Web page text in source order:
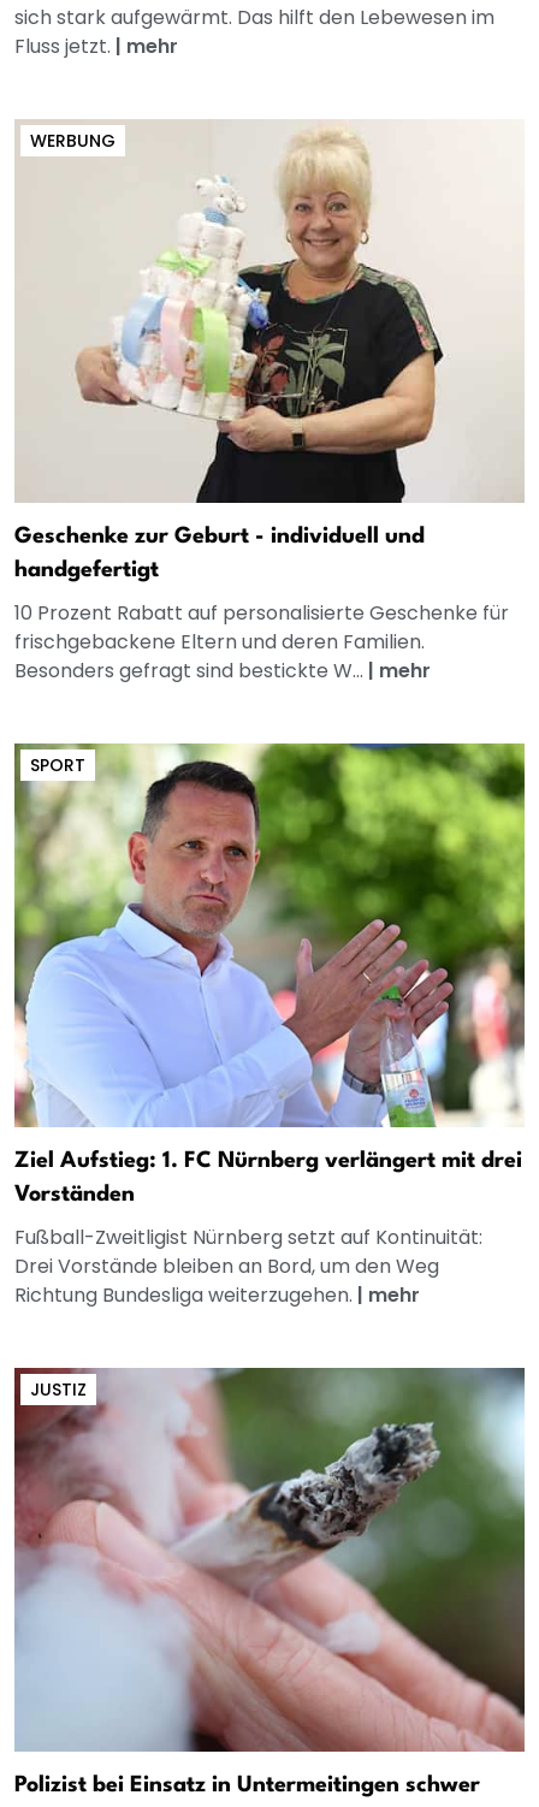
sich stark aufgewärmt. Das hilft den Lebewesen im
Fluss jetzt. | mehr
WERBUNG
Geschenke zur Geburt - individuell und
handgefertigt
10 Prozent Rabatt auf personalisierte Geschenke für
frischgebackene Eltern und deren Familien.
Besonders gefragt sind bestickte W... | mehr
SPORT
Ziel Aufstieg: 1. FC Nürnberg verlängert mit drei
Vorständen
Fußball-Zweitligist Nürnberg setzt auf Kontinuität:
Drei Vorstände bleiben an Bord, um den Weg
Richtung Bundesliga weiterzugehen. | mehr
JUSTIZ
Polizist bei Einsatz in Untermeitingen schwer